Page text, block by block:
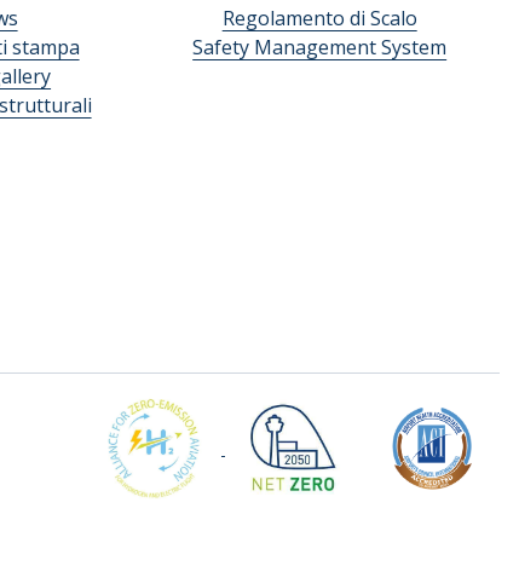
stampa
Regolamento di Scalo
Safety Management System